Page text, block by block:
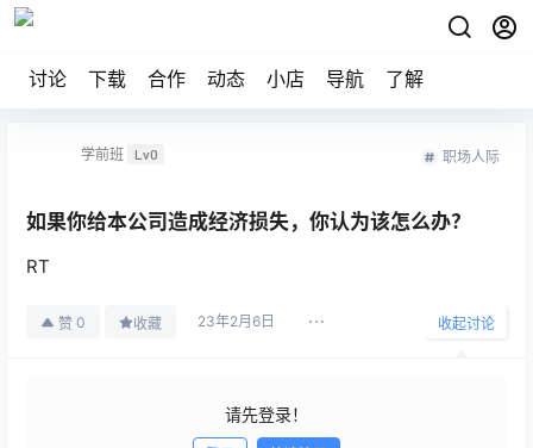
讨论 下载 合作 动态 小店 导航 了解
学前班 Lv0 职场人际
如果你给本公司造成经济损失，你认为该怎么办？
RT
赞 0 收藏 23年2月6日 收起讨论
请先登录！